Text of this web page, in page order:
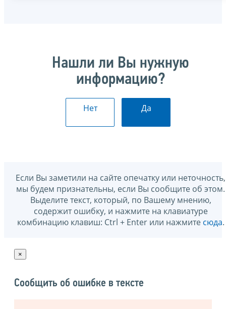
Нашли ли Вы нужную
информацию?
Нет Да
Если Вы заметили на сайте опечатку или неточность,
мы будем признательны, если Вы сообщите об этом.
Выделите текст, который, по Вашему мнению,
содержит ошибку, и нажмите на клавиатуре
комбинацию клавиш: Ctrl + Enter или нажмите сюда.
×
Сообщить об ошибке в тексте